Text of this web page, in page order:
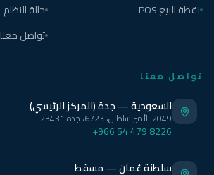
نقطة البيع POS
حالة النظام
تواصل معنا
تواصل معنا
السعودية — جدة (المركز الرئيسي)
2049 الأمير سلطان، 6723، جدة 23431
+966 54 479 8226
سلطنة عُمان — مسقط